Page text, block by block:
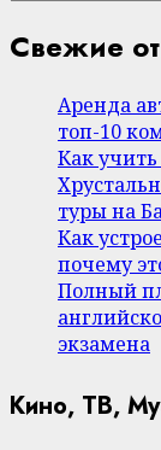
Свежие
Аренда
топ-10
Как
туры на
Как
почему
Полный
экзамена
Кино, ТВ,